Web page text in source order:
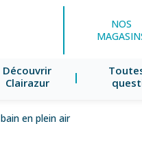
NOS
Découvrir
Clairazur
en plein air